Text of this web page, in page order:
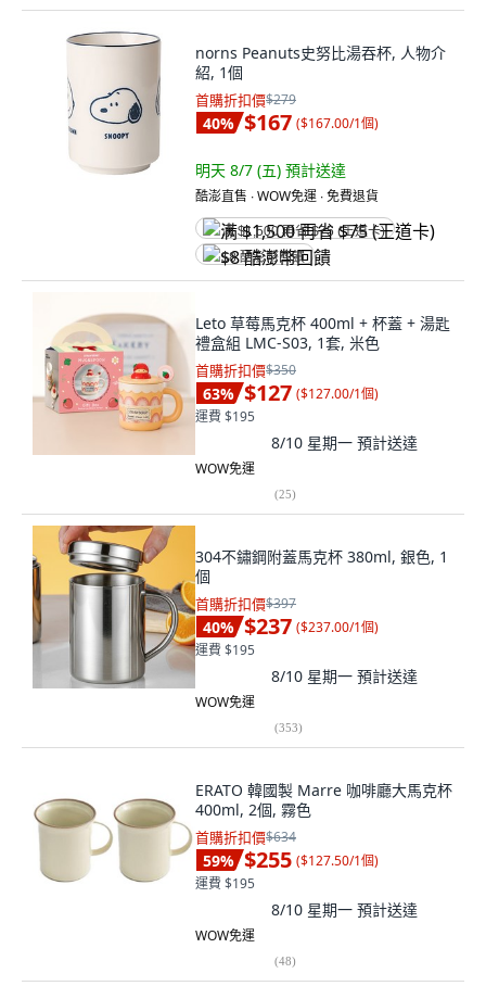
norns Peanuts史努比湯吞杯, 人物介
紹, 1個
首購折扣價$279
40% $167 ($167.00/1個)
明天 8/7 (五) 預計送達
酷澎直售 ∙ WOW免運 ∙ 免費退貨
满 $1,500 再省 $75 (王道卡)
$8 酷澎幣回饋
Leto 草莓馬克杯 400ml + 杯蓋 + 湯匙
禮盒組 LMC-S03, 1套, 米色
首購折扣價$350
63% $127 ($127.00/1個)
運費 $195
8/10 星期一 預計送達
WOW免運
(25)
304不鏽鋼附蓋馬克杯 380ml, 銀色, 1
個
首購折扣價$397
40% $237 ($237.00/1個)
運費 $195
8/10 星期一 預計送達
WOW免運
(353)
ERATO 韓國製 Marre 咖啡廳大馬克杯
400ml, 2個, 霧色
首購折扣價$634
59% $255 ($127.50/1個)
運費 $195
8/10 星期一 預計送達
WOW免運
(48)